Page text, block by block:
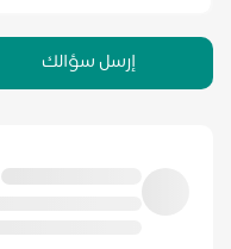
إرسل سؤالك